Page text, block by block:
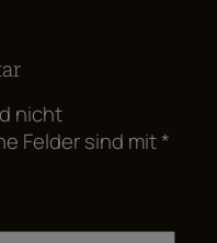
nicht
Felder sind mit*